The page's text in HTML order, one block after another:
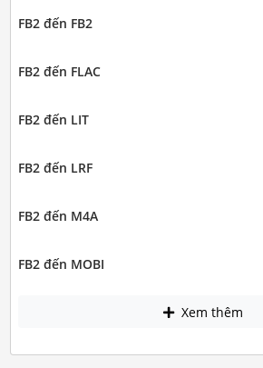
FB2 đến FB2
FB2 đến FLAC
FB2 đến LIT
FB2 đến LRF
FB2 đến M4A
FB2 đến MOBI
Xem thêm